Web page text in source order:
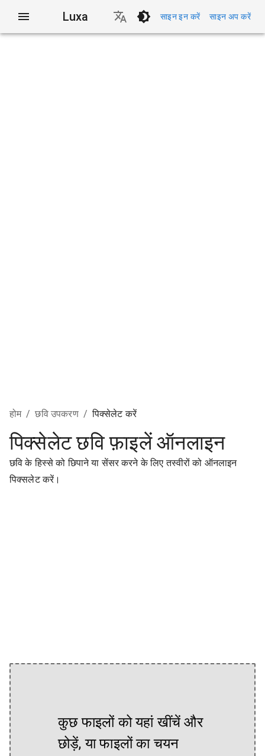
Luxa साइन इन करें साइन अप करें
होम / छवि उपकरण / पिक्सेलेट करें
पिक्सेलेट छवि फ़ाइलें ऑनलाइन
छवि के हिस्से को छिपाने या सेंसर करने के लिए तस्वीरों को ऑनलाइन
पिक्सलेट करें।
कुछ फाइलों को यहां खींचें और
छोड़ें, या फाइलों का चयन